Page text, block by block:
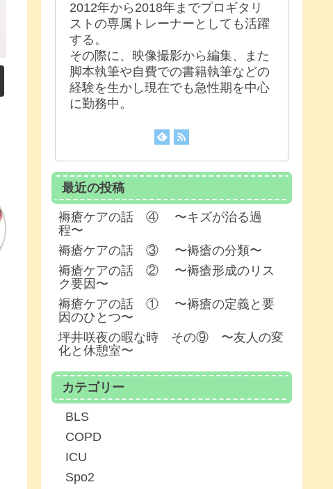
2012年から2018年までプロギタリ
ストの専属トレーナーとしても活躍
する。
その際に、映像撮影から編集、また
脚本執筆や自費での書籍執筆などの
経験を生かし現在でも急性期を中心
に勤務中。
最近の投稿
褥瘡ケアの話 ④ 〜キズが治る過
程〜
褥瘡ケアの話 ③ 〜褥瘡の分類〜
褥瘡ケアの話 ② 〜褥瘡形成のリス
ク要因〜
褥瘡ケアの話 ① 〜褥瘡の定義と要
因のひとつ〜
坪井咲夜の暇な時 その⑨ 〜友人の変
化と休憩室〜
カテゴリー
BLS
COPD
ICU
Spo2